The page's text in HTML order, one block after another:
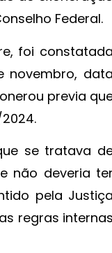
Federal.
foi
novembro,
previa
se tratava
não deveria
pela
regras